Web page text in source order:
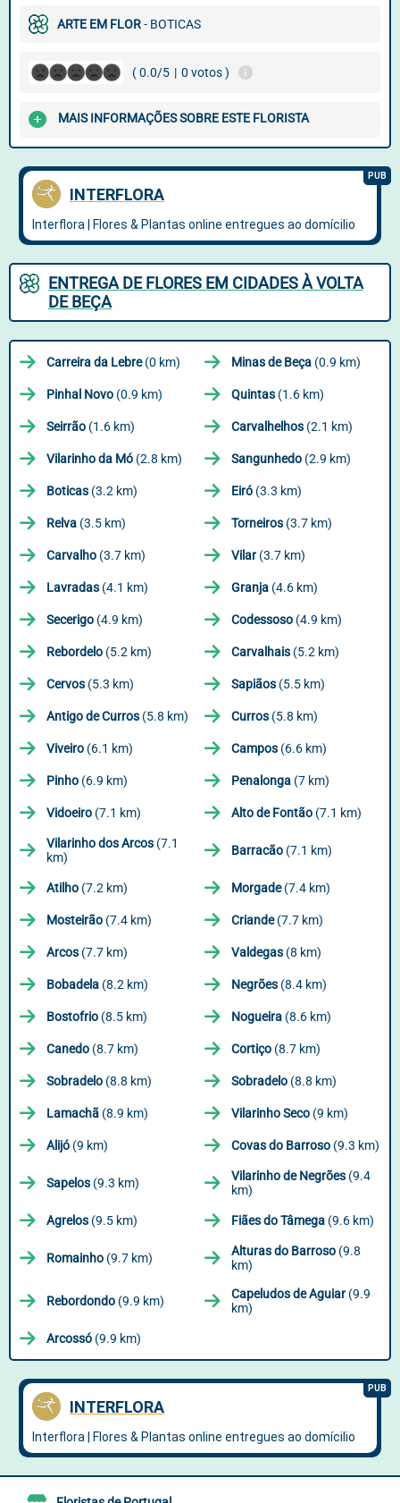
ARTE EM FLOR- BOTICAS
( 0.0/5 | 0 votos )
MAIS INFORMAÇÕES SOBRE ESTE FLORISTA
ENTREGA DE FLORES EM CIDADES À VOLTA
DE BEÇA
Carreira da Lebre(0 km) Minas de Beça (0.9 km)
Pinhal Novo (0.9 km) Quintas (1.6 km)
Seirrão (1.6 km) Carvalhelhos (2.1 km)
Vilarinho da Mó (2.8 km) Sangunhedo (2.9 km)
Boticas (3.2 km) Eiró (3.3 km)
Relva (3.5 km) Torneiros (3.7 km)
Carvalho (3.7 km) Vilar(3.7 km)
Lavradas (4.1 km) Granja (4.6 km)
Secerigo (4.9 km) Codessoso (4.9 km)
Rebordelo (5.2 km) Carvalhais (5.2 km)
Cervos (5.3 km) Sapiãos (5.5 km)
Antigo de Curros (5.8 km) Curros (5.8 km)
Viveiro (6.1 km) Campos (6.6 km)
Pinho (6.9 km) Penalonga (7 km)
Vidoeiro (7.1 km) Alto de Fontão (7.1 km)
Vilarinho dos Arcos (7.1
km)
Barracão (7.1 km)
Atilho (7.2 km) Morgade(7.4 km)
Mosteirão (7.4 km) Criande(7.7 km)
Arcos (7.7 km) Valdegas (8 km)
Bobadela (8.2 km) Negrões (8.4 km)
Bostofrio (8.5 km) Nogueira (8.6 km)
Canedo (8.7 km) Cortiço (8.7 km)
Sobradelo (8.8 km) Sobradelo (8.8 km)
Lamachã (8.9 km) Vilarinho Seco (9 km)
Alijó (9 km) Covas do Barroso (9.3 km)
Sapelos (9.3 km) Vilarinho de Negrões (9.4
km)
Agrelos (9.5 km) Fiães do Tâmega (9.6 km)
Romainho (9.7 km) Alturas do Barroso (9.8
km)
Rebordondo (9.9 km) Capeludos de Aguiar(9.9
km)
Arcossó (9.9 km)